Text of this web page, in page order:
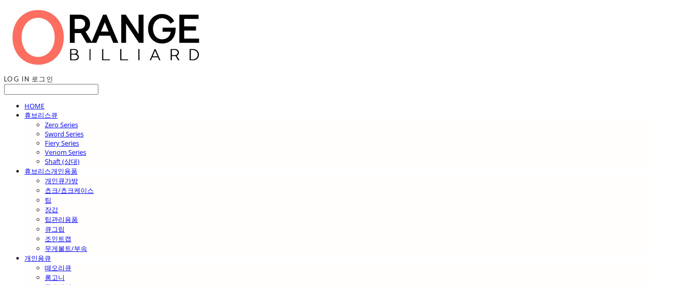
LOG IN 로그인
HOME
휴브리스큐
Zero Series
Sword Series
Fiery Series
Venom Series
Shaft (상대)
휴브리스개인용품
개인큐가방
쵸크/쵸크케이스
팁
장갑
팁관리용품
큐그립
조인트캡
무게볼트/부속
개인용큐
떼오리큐
롱고니